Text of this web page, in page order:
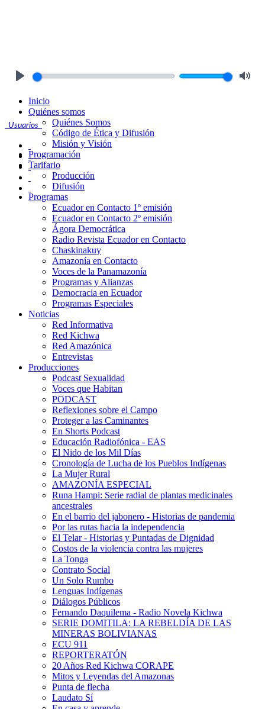
Usuarios
Inicio
Quiénes somos
Quiénes Somos
Código de Ética y Difusión
Misión y Visión
Programación
Tarifario
Producción
Difusión
Programas
Ecuador en Contacto 1º emisión
Ecuador en Contacto 2º emisión
Ágora Democrática
Radio Revista Ecuador en Contacto
Chaskinakuy
Amazonía en Contacto
Voces de la Panamazonía
Programas y Alianzas
Democracia en Ecuador
Programas Especiales
Noticias
Red Informativa
Red Kichwa
Red Amazónica
Entrevistas
Producciones
Podcast Sexualidad
Voces que Habitan
PODCAST
Reflexiones sobre el Campo
Proteger a las Caminantes
En Shorts Podcast
Educación Radiofónica - EAS
El Nido de los Mil Días
Cronología de Lucha de los Pueblos Indígenas
La Mujer Rural
AMAZONÍA ESPECIAL
Runa Hampi: Serie radial de plantas medicinales
ancestrales
En el barrio del jabonero - Historias de pandemia
Por las rutas hacia la independencia
El Telar - Historias y Puntadas de Dignidad
Costos de la violencia contra las mujeres
La Tonga
Contrato Social
Un Solo Rumbo
Lenguas Indígenas
Diálogos Públicos
Fernando Daquilema - Radio Novela Kichwa
SERIE DOMITILA: LA REBELDÍA DE LAS
MINERAS BOLIVIANAS
ECU 911
REPORTERATÓN
20 Años Red Kichwa CORAPE
Mitos y Leyendas del Amazonas
Punta de flecha
Laudato Sí